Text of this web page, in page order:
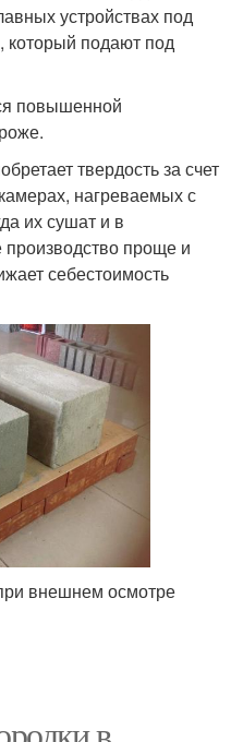
устройствах под
подают под
повышенной
твердость за счет
нагреваемых с
их сушат и в
производство проще и
себестоимость
внешнем осмотре